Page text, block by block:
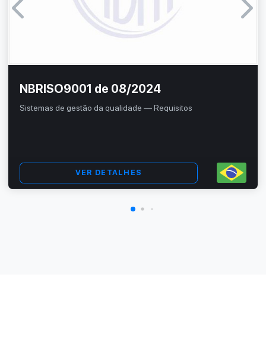
NBRISO9001 de 08/2024
Sistemas de gestão da qualidade — Requisitos
VER DETALHES